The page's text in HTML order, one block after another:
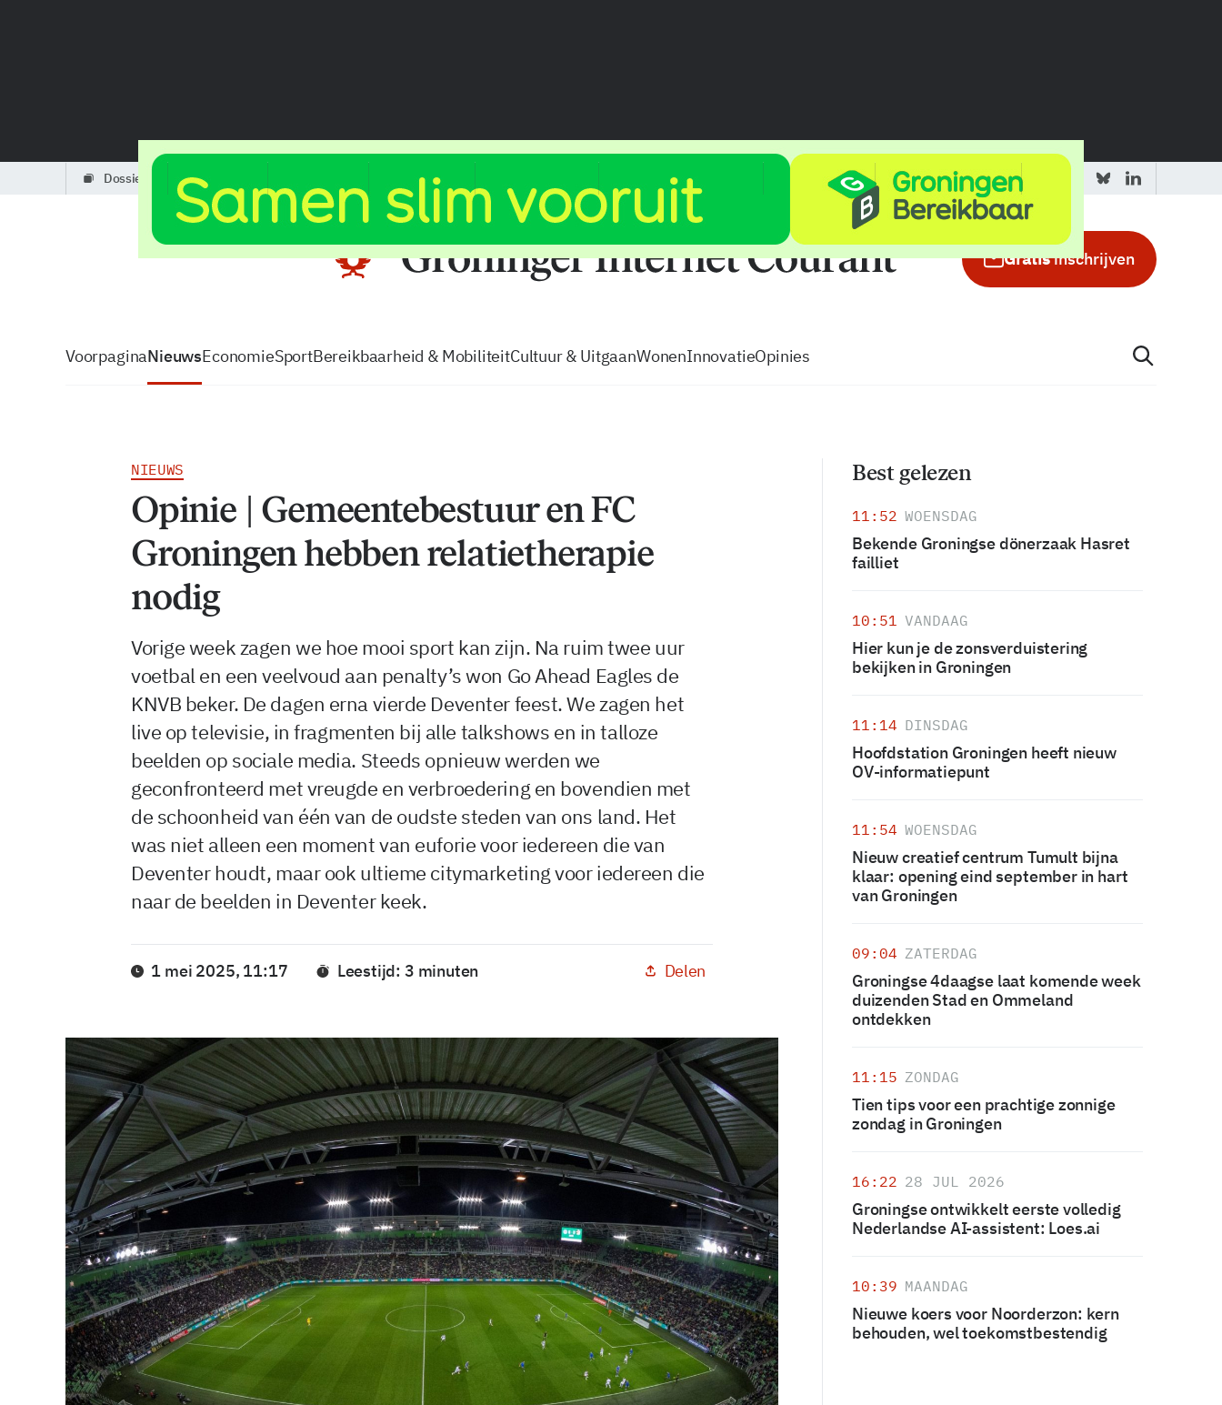
dossiers vacatures Tip de redactie Adverteren in de GIC
Gratisinschrijven
VoorpaginaNieuwsEconomieSportBereikbaarheid & MobiliteitCultuur & UitgaanWonenInnovatieOpinies
NIEUWS
Opinie | Gemeentebestuur en FC
Groningen hebben relatietherapie
nodig
Vorige week zagen we hoe mooi sport kan zijn. Na ruim twee uur
voetbal en een veelvoud aan penalty’s won Go Ahead Eagles de
KNVB beker. De dagen erna vierde Deventer feest. We zagen het
live op televisie, in fragmenten bij alle talkshows en in talloze
beelden op sociale media. Steeds opnieuw werden we
geconfronteerd met vreugde en verbroedering en bovendien met
de schoonheid van één van de oudste steden van ons land. Het
was niet alleen een moment van euforie voor iedereen die van
Deventer houdt, maar ook ultieme citymarketing voor iedereen die
naar de beelden in Deventer keek.
1 mei 2025, 11:17 Leestijd: 3 minuten Delen
Best gelezen
11:52 WOENSDAG
Bekende Groningse dönerzaak Hasret
failliet
10:51 VANDAAG
Hier kun je de zonsverduistering
bekijken in Groningen
11:14 DINSDAG
Hoofdstation Groningen heeft nieuw
OV-informatiepunt
11:54 WOENSDAG
Nieuw creatief centrum Tumult bijna
klaar: opening eind september in hart
van Groningen
09:04 ZATERDAG
Groningse 4daagse laat komende week
duizenden Stad en Ommeland
ontdekken
11:15 ZONDAG
Tien tips voor een prachtige zonnige
zondag in Groningen
16:22 28 JUL 2026
Groningse ontwikkelt eerste volledig
Nederlandse AI-assistent: Loes.ai
10:39 MAANDAG
Nieuwe koers voor Noorderzon: kern
behouden, wel toekomstbestendig